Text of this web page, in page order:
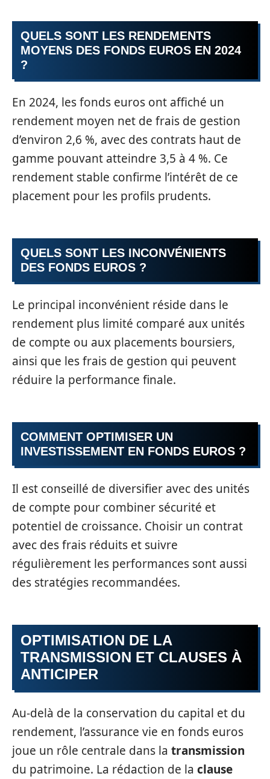
QUELS SONT LES RENDEMENTS
MOYENS DES FONDS EUROS EN 2024
?
En 2024, les fonds euros ont affiché un
rendement moyen net de frais de gestion
d’environ 2,6 %, avec des contrats haut de
gamme pouvant atteindre 3,5 à 4 %. Ce
rendement stable confirme l’intérêt de ce
placement pour les profils prudents.
QUELS SONT LES INCONVÉNIENTS
DES FONDS EUROS ?
Le principal inconvénient réside dans le
rendement plus limité comparé aux unités
de compte ou aux placements boursiers,
ainsi que les frais de gestion qui peuvent
réduire la performance finale.
COMMENT OPTIMISER UN
INVESTISSEMENT EN FONDS EUROS ?
Il est conseillé de diversifier avec des unités
de compte pour combiner sécurité et
potentiel de croissance. Choisir un contrat
avec des frais réduits et suivre
régulièrement les performances sont aussi
des stratégies recommandées.
OPTIMISATION DE LA
TRANSMISSION ET CLAUSES À
ANTICIPER
Au-delà de la conservation du capital et du
rendement, l’assurance vie en fonds euros
joue un rôle centrale dans la transmission
du patrimoine. La rédaction de la clause